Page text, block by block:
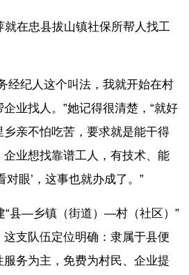
就在忠县拔山镇社保所帮人找工
经纪人这个叫法，我就开始在村
业找人。”她记得很清楚，“就好
亲不怕吃苦，要求就是能干得
业想找靠谱工人，有技术、能
眼’，这事也就办成了。”
“县—乡镇（街道）—村（社区）”
支队伍定位明确：隶属于县便
务为主，免费为村民、企业提